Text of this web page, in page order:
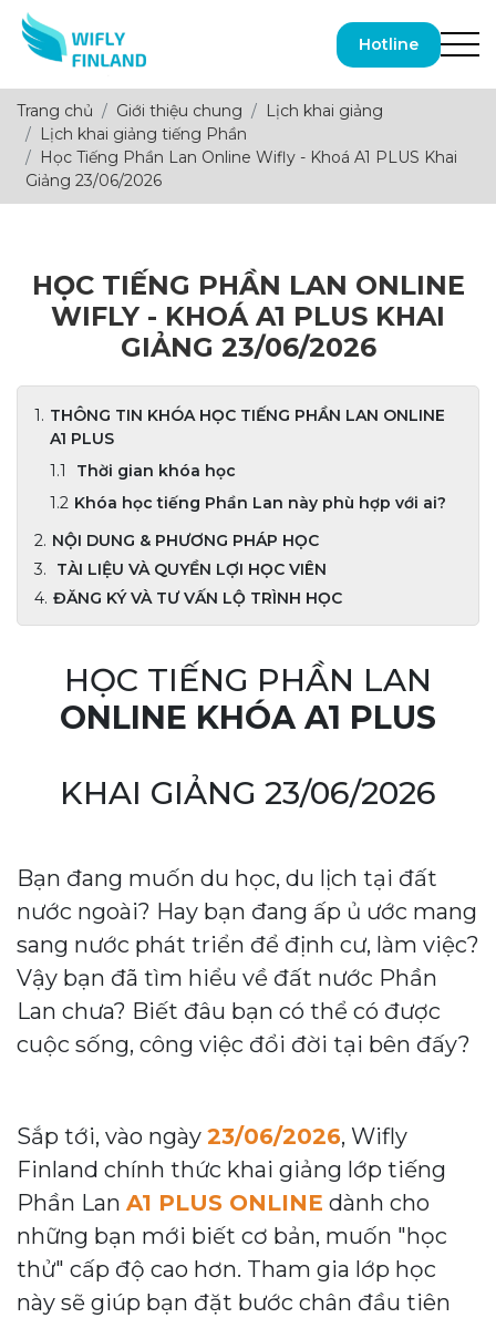
Hotline
Trang chủ Giới thiệu chung
Lịch khai giảng
Lịch khai giảng tiếng Phần
Học Tiếng Phần Lan Online Wifly - Khoá A1 PLUS Khai
Giảng 23/06/2026
HỌC TIẾNG PHẦN LAN ONLINE
WIFLY - KHOÁ A1 PLUS KHAI
GIẢNG 23/06/2026
THÔNG TIN KHÓA HỌC TIẾNG PHẦN LAN ONLINE
A1 PLUS
Thời gian khóa học
Khóa học tiếng Phần Lan này phù hợp với ai?
NỘI DUNG & PHƯƠNG PHÁP HỌC
TÀI LIỆU VÀ QUYỀN LỢI HỌC VIÊN
ĐĂNG KÝ VÀ TƯ VẤN LỘ TRÌNH HỌC
HỌC TIẾNG PHẦN LAN
ONLINE KHÓA A1 PLUS
KHAI GIẢNG 23/06/2026
Bạn đang muốn du học, du lịch tại đất
nước ngoài? Hay bạn đang ấp ủ ước mang
sang nước phát triển để định cư, làm việc?
Vậy bạn đã tìm hiểu về đất nước Phần
Lan chưa? Biết đâu bạn có thể có được
cuộc sống, công việc đổi đời tại bên đấy?
Sắp tới, vào ngày 23/06/2026, Wifly
Finland chính thức khai giảng lớp tiếng
Phần Lan A1 PLUS ONLINE dành cho
những bạn mới biết cơ bản, muốn "học
thử" cấp độ cao hơn. Tham gia lớp học
này sẽ giúp bạn đặt bước chân đầu tiên